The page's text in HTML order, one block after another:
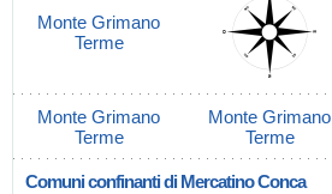
Monte Grimano
Terme
Monte Grimano
Terme
Monte Grimano
Terme
Comuni confinanti di Mercatino Conca